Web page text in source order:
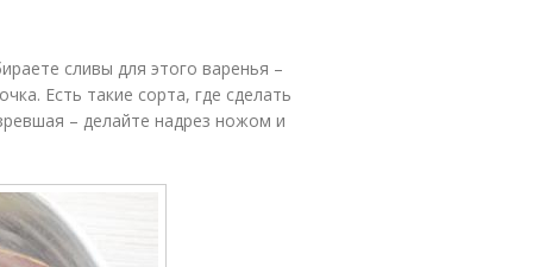
сливы для этого варенья –
Есть такие сорта, где сделать
– делайте надрез ножом и